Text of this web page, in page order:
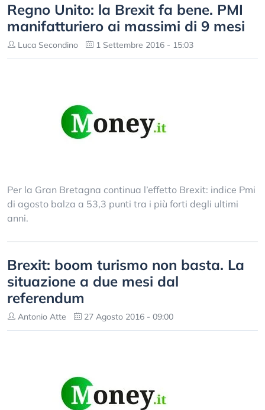
Regno Unito: la Brexit fa bene. PMI
manifatturiero ai massimi di 9 mesi
Luca Secondino 1 Settembre 2016 - 15:03
Per la Gran Bretagna continua l’effetto Brexit: indice Pmi
di agosto balza a 53,3 punti tra i più forti degli ultimi
anni.
Brexit: boom turismo non basta. La
situazione a due mesi dal
referendum
Antonio Atte 27 Agosto 2016 - 09:00